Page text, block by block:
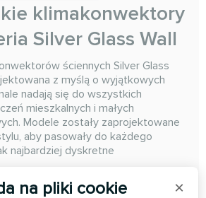
klimakonwektory
Silver Glass Wall
ściennych Silver Glass
z myślą o wyjątkowych
nadają się do wszystkich
mieszkalnych i małych
Modele zostały zaprojektowane
aby pasowały do każdego
najbardziej dyskretne
0.70 ... 2.90 kW
na pliki cookie ×